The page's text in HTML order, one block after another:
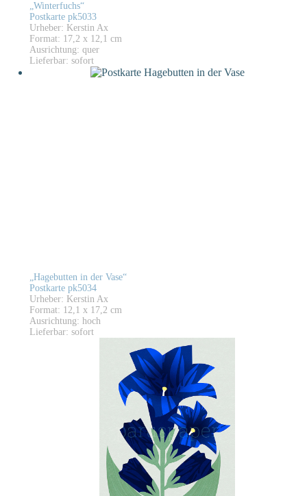
„Winterfuchs“
Postkarte pk5033
Urheber: Kerstin Ax
Format: 17,2 x 12,1 cm
Ausrichtung: quer
Lieferbar: sofort
„Hagebutten in der Vase“
Postkarte pk5034
Urheber: Kerstin Ax
Format: 12,1 x 17,2 cm
Ausrichtung: hoch
Lieferbar: sofort